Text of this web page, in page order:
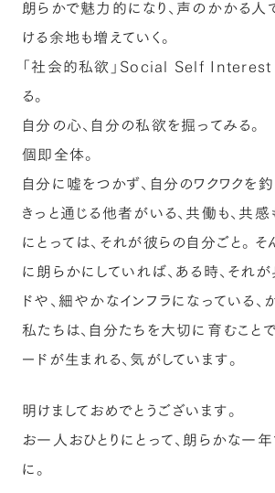
朗らかで魅力的になり、声のかかる人
ける余地も増えていく。
「社会的私欲」Social Self Interest
る。
自分の心、自分の私欲を掘ってみる。
個即全体。
自分に嘘をつかず、自分のワクワクを釣
きっと通じる他者がいる、共働も、共感
にとっては、それが彼らの自分ごと。
に朗らかにしていれば、ある時、それ
ドや、細やかなインフラになっている、
私たちは、自分たちを大切に育むこと
ードが生まれる、気がしています。
明けましておめでとうございます。
お一人おひとりにとって、朗らかな一年
に。